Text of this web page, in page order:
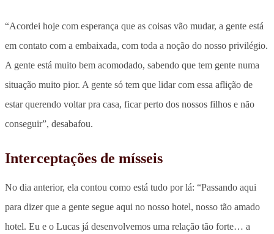
“Acordei hoje com esperança que as coisas vão mudar, a gente está
em contato com a embaixada, com toda a noção do nosso privilégio.
A gente está muito bem acomodado, sabendo que tem gente numa
situação muito pior. A gente só tem que lidar com essa aflição de
estar querendo voltar pra casa, ficar perto dos nossos filhos e não
conseguir”, desabafou.
Interceptações de mísseis
No dia anterior, ela contou como está tudo por lá: “Passando aqui
para dizer que a gente segue aqui no nosso hotel, nosso tão amado
hotel. Eu e o Lucas já desenvolvemos uma relação tão forte… a